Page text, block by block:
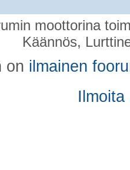
moottorina
Käännös,
on ilmainen